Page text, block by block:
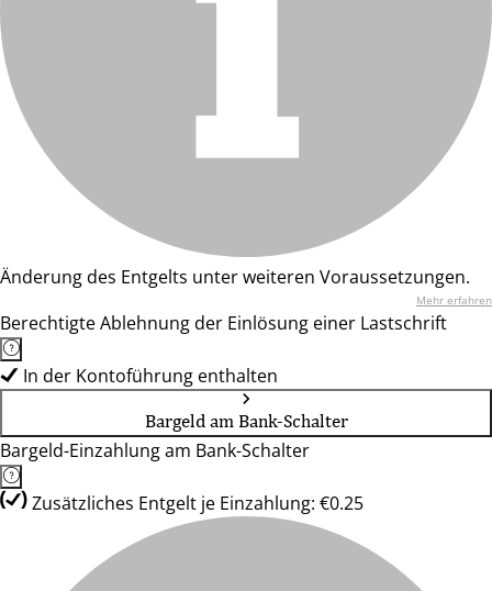
Änderung des Entgelts unter weiteren Voraussetzungen.
Mehr erfahren
Berechtigte Ablehnung der Einlösung einer Lastschrift
In der Kontoführung enthalten
Bargeld am Bank-Schalter
Bargeld-Einzahlung am Bank-Schalter
Zusätzliches Entgelt je Einzahlung: €0.25